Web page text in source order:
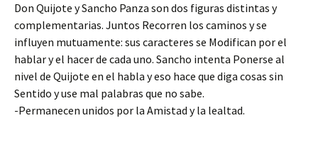
Don Quijote y Sancho Panza son dos figuras distintas y
complementarias. Juntos Recorren los caminos y se
influyen mutuamente: sus caracteres se Modifican por el
hablar y el hacer de cada uno. Sancho intenta Ponerse al
nivel de Quijote en el habla y eso hace que diga cosas sin
Sentido y use mal palabras que no sabe.
-Permanecen unidos por la Amistad y la lealtad.